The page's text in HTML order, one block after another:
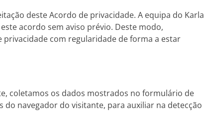
deste Acordo de privacidade. A equipa do Karla
acordo sem aviso prévio. Deste modo,
com regularidade de forma a estar
coletamos os dados mostrados no formulário de
do navegador do visitante, para auxiliar na detecção